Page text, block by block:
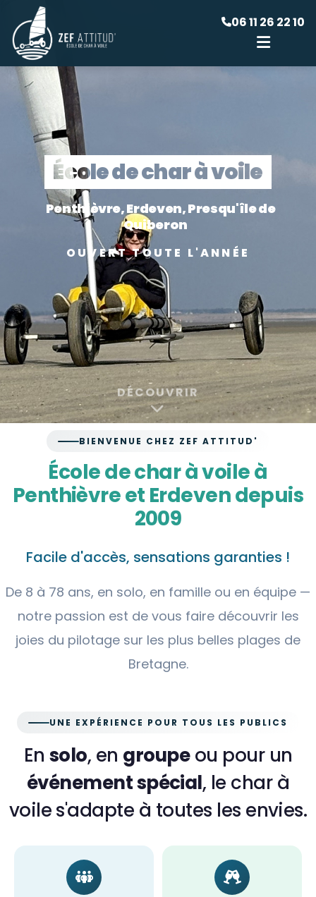
06 11 26 22 10
École de char à voile
Penthièvre, Erdeven, Presqu'île de
Quiberon
OUVERT TOUTE L'ANNÉE
DÉCOUVRIR
BIENVENUE CHEZ ZEF ATTITUD'
École de char à voile à
Penthièvre et Erdeven depuis
2009
Facile d'accès, sensations garanties !
De 8 à 78 ans, en solo, en famille ou en équipe —
notre passion est de vous faire découvrir les
joies du pilotage sur les plus belles plages de
Bretagne.
UNE EXPÉRIENCE POUR TOUS LES PUBLICS
En solo, en groupeou pour un
événement spécial, le char à
voile s'adapte à toutes les envies.